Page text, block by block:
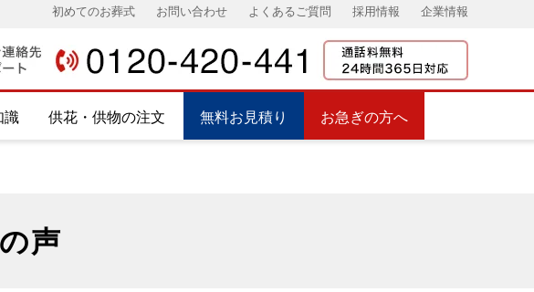
初めてのお葬式 お問い合わせ よくあるご質問 採用情報 企業情報
識 供花・供物の注文 無料お見積り お急ぎの方へ
声